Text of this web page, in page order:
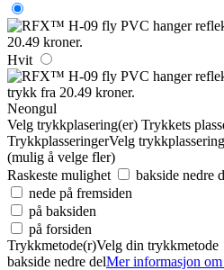
Hvit
Neongul
Velg trykkplasering(er) Trykkets
TrykkplasseringerVelg trykkplassering
(mulig å velge fler)
Raskeste mulighet
bakside nedre
nede på fremsiden
på baksiden
på forsiden
Trykkmetode(r)Velg din trykkmetode
bakside nedre delMer informasjon